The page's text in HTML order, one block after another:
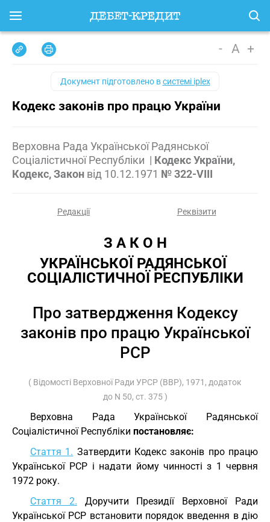
- A +
Документ підготовлено всистемі iplex
Кодекс законів про працю України
Верховна Рада Української Радянської
Соціалістичної Республіки | Кодекс України,
Кодекс, Закон від 10.12.1971 № 322-VIII
Редакції Реквізити
З А К О Н
УКРАЇНСЬКОЇ РАДЯНСЬКОЇ
СОЦІАЛІСТИЧНОЇ РЕСПУБЛІКИ
Про затвердження Кодексу
законів про працю Української
РСР
( Відомості Верховної Ради УРСР (ВВР), 1971, додаток
до N 50, ст. 375 )
Верховна Рада Української Радянської
Соціалістичної Республіки постановляє:
Стаття 1. Затвердити Кодекс законів про працю
Української РСР і надати йому чинності з 1 червня
1972 року.
Стаття 2. Доручити Президії Верховної Ради
Української РСР встановити порядок введення в дію